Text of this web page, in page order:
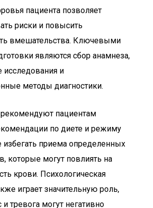
пациента позволяет
риски и повысить
вмешательства. Ключевыми
являются сбор анамнеза,
исследования и
методы диагностики.
пациентам
по диете и режиму
избегать приема определенных
которые могут повлиять на
крови. Психологическая
играет значительную роль,
и тревога могут негативно